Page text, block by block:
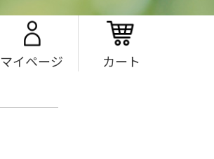
マイページ カート